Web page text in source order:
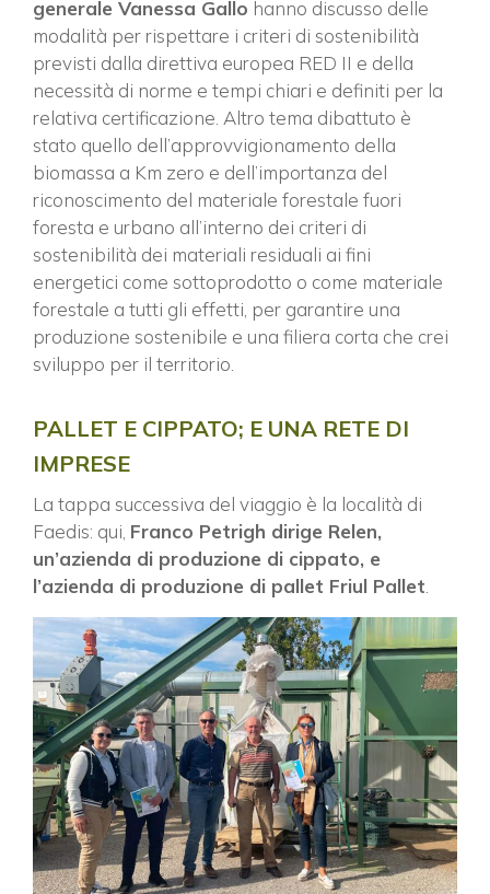
generale Vanessa Gallo hanno discusso delle
modalità per rispettare i criteri di sostenibilità
previsti dalla direttiva europea RED II e della
necessità di norme e tempi chiari e definiti per la
relativa certificazione. Altro tema dibattuto è
stato quello dell’approvvigionamento della
biomassa a Km zero e dell’importanza del
riconoscimento del materiale forestale fuori
foresta e urbano all’interno dei criteri di
sostenibilità dei materiali residuali ai fini
energetici come sottoprodotto o come materiale
forestale a tutti gli effetti, per garantire una
produzione sostenibile e una filiera corta che crei
sviluppo per il territorio.
PALLET E CIPPATO; E UNA RETE DI
IMPRESE
La tappa successiva del viaggio è la località di
Faedis: qui, Franco Petrigh dirige Relen,
un’azienda di produzione di cippato, e
l’azienda di produzione di pallet Friul Pallet.